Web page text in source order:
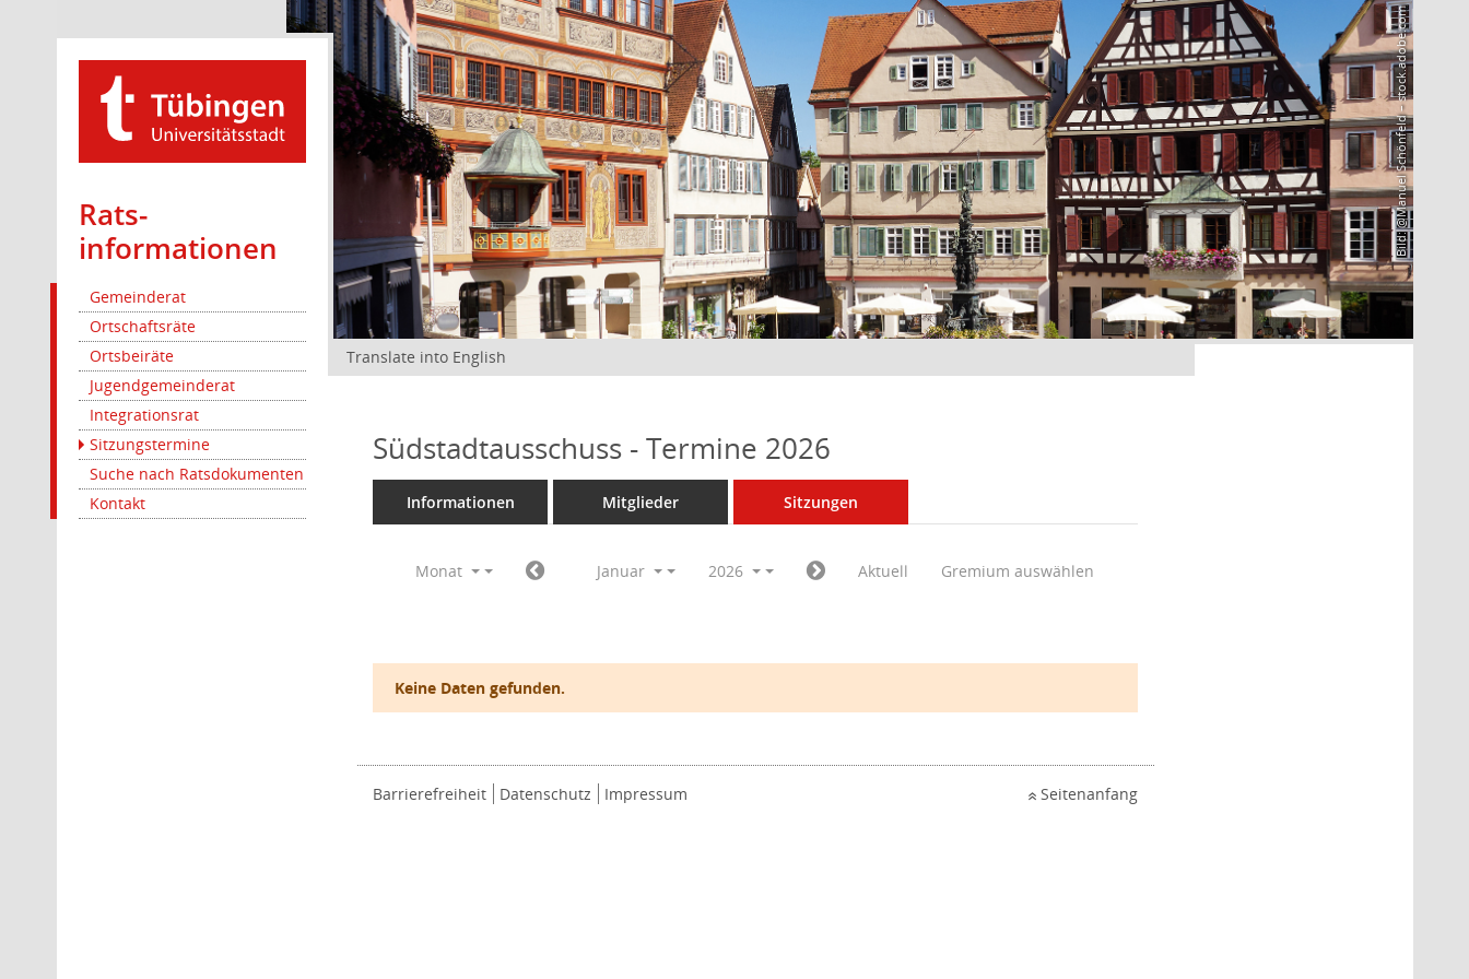
Rats­
informationen
Gemeinderat
Ortschaftsräte
Ortsbeiräte
Jugendgemeinderat
Integrationsrat
Sitzungstermine
Suche nach Ratsdokumenten
Kontakt
Bild: @Manuel Schönfeld – stock.adobe.com
Translate into English
Südstadtausschuss - Termine 2026
Informationen Mitglieder Sitzungen
Monat Januar 2026 Aktuell Gremium auswählen
Keine Daten gefunden.
Barrierefreiheit Datenschutz Impressum Seitenanfang